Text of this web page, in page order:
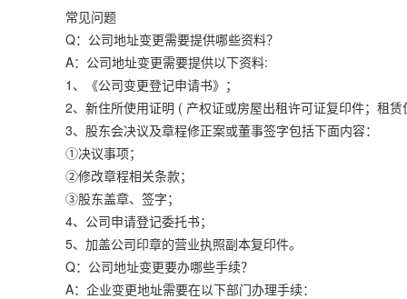
常见问题
Q：公司地址变更需要提供哪些资料？
A：公司地址变更需要提供以下资料:
1、《公司变更登记申请书》；
2、新住所使用证明 ( 产权证或房屋出租许可证复印件；租
3、股东会决议及章程修正案或董事签字包括下面内容：
①决议事项；
②修改章程相关条款；
③股东盖章、签字；
4、公司申请登记委托书；
5、加盖公司印章的营业执照副本复印件。
Q：公司地址变更要办哪些手续？
A：企业变更地址需要在以下部门办理手续：